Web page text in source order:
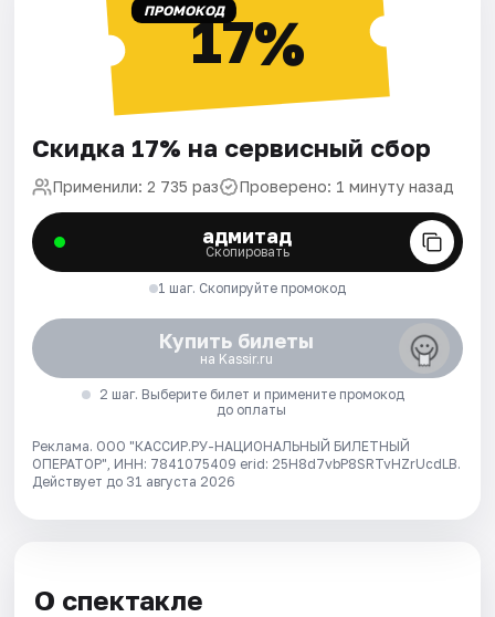
ПРОМОКОД17%
Скидка 17% на сервисный сбор
Применили: 2 735 раз Проверено: 1 минуту назад
адмитад
Скопировать
1 шаг. Скопируйте промокод
Купить билеты
на Kassir.ru
2 шаг. Выберите билет и примените промокод
до оплаты
Реклама. ООО "КАССИР.РУ-НАЦИОНАЛЬНЫЙ БИЛЕТНЫЙ
ОПЕРАТОР", ИНН: 7841075409 erid: 25H8d7vbP8SRTvHZrUcdLB.
Действует до 31 августа 2026
О спектакле